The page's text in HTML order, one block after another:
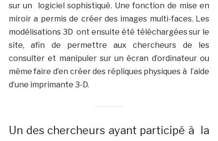
sur un logiciel sophistiqué. Une fonction de mise en
miroir a permis de créer des images multi-faces. Les
modélisations 3D ont ensuite été téléchargées sur le
site, afin de permettre aux chercheurs de les
consulter et manipuler sur un écran d’ordinateur ou
même faire d’en créer des répliques physiques à l’aide
d’une imprimante 3-D.
Un des chercheurs ayant participé à la